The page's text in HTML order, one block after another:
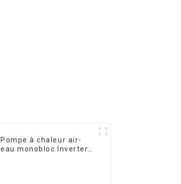
Pompe à chaleur air-
eau monobloc Inverter